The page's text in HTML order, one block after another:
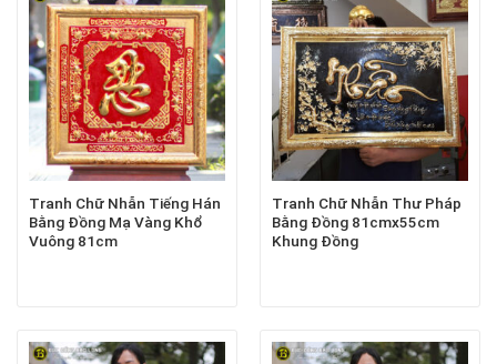
Tranh Chữ Nhẫn Tiếng Hán
Bằng Đồng Mạ Vàng Khổ
Vuông 81cm
Tranh Chữ Nhẫn Thư Pháp
Bằng Đồng 81cmx55cm
Khung Đồng